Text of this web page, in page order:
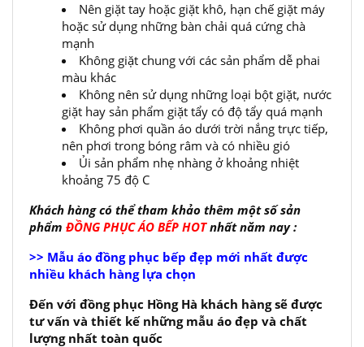
Nên giặt tay hoặc giặt khô, hạn chế giặt máy
hoặc sử dụng những bàn chải quá cứng chà
mạnh
Không giặt chung với các sản phẩm dễ phai
màu khác
Không nên sử dụng những loại bột giặt, nước
giặt hay sản phẩm giặt tẩy có độ tẩy quá mạnh
Không phơi quần áo dưới trời nắng trực tiếp,
nên phơi trong bóng râm và có nhiều gió
Ủi sản phẩm nhẹ nhàng ở khoảng nhiệt
khoảng 75 độ C
Khách hàng có thể tham khảo thêm một số sản
phẩm ĐỒNG PHỤC ÁO BẾP HOTnhất năm nay :
>> Mẫu áo đồng phục bếp đẹp mới nhất được
nhiều khách hàng lựa chọn
Đến với đồng phục Hồng Hà khách hàng sẽ được
tư vấn và thiết kế những mẫu áo đẹp và chất
lượng nhất toàn quốc